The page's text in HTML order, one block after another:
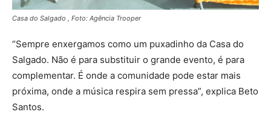
Casa do Salgado , Foto: Agência Trooper
“Sempre enxergamos como um puxadinho da Casa do
Salgado. Não é para substituir o grande evento, é para
complementar. É onde a comunidade pode estar mais
próxima, onde a música respira sem pressa”, explica Beto
Santos.